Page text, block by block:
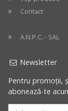
Contact
A.N.P.C. - SAL
Newsletter
Pentru promoții,
abonează-te